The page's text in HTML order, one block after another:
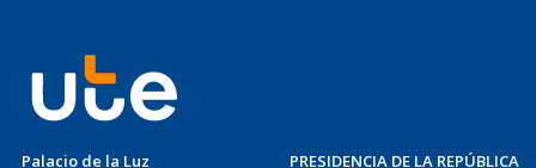
Palacio de la Luz PRESIDENCIA DE LA REPÚBLICA